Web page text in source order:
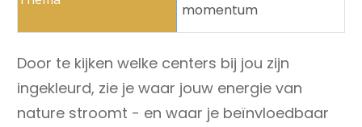
momentum
Door te kijken welke centers bij jou zijn
ingekleurd, zie je waar jouw energie van
nature stroomt - en waar je beïnvloedbaar